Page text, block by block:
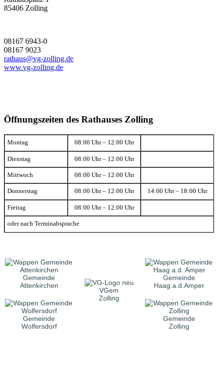
85406 Zolling
08167 6943-0
08167 9023
rathaus@vg-zolling.de
www.vg-zolling.de
Öffnungszeiten des Rathauses Zolling
Montag 08:00 Uhr – 12:00 Uhr
Dienstag 08:00 Uhr – 12:00 Uhr
Mittwoch 08:00 Uhr – 12:00 Uhr
Donnerstag 08:00 Uhr – 12:00 Uhr 14:00 Uhr – 18:00 Uhr
Freitag 08:00 Uhr – 12:00 Uhr
oder nach Terminabsprache
Gemeinde
Attenkirchen
VGem
Zolling
Gemeinde
Haag a.d.Amper
Gemeinde
Wolfersdorf
Gemeinde
Zolling